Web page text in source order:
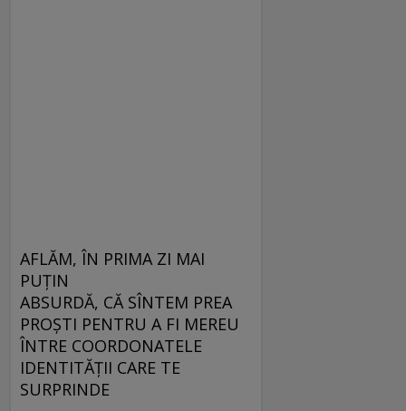
AFLĂM, ÎN PRIMA ZI MAI
PUȚIN
ABSURDĂ, CĂ SÎNTEM PREA
PROȘTI PENTRU A FI MEREU
ÎNTRE COORDONATELE
IDENTITĂȚII CARE TE
SURPRINDE